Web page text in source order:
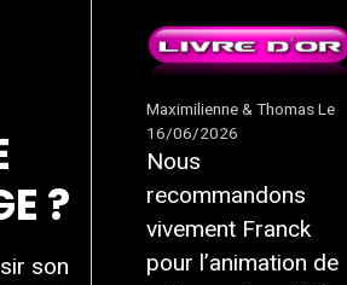
?
son
Maximilienne & Thomas Le
16/06/2026
Nous
recommandons
vivement Franck
pour l’animation de